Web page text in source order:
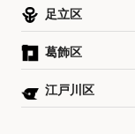
足立区
葛飾区
江戸川区